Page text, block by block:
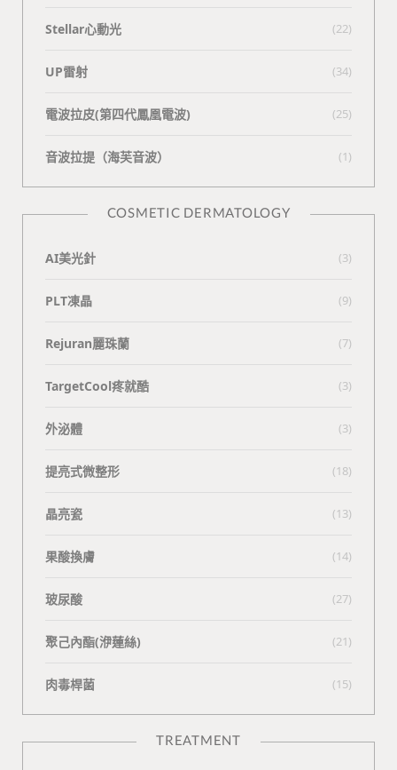
Stellar心動光 (22)
UP雷射 (34)
電波拉皮(第四代鳳凰電波) (25)
⾳波拉提（海芙⾳波） (1)
COSMETIC DERMATOLOGY
AI美光針 (3)
PLT凍晶 (9)
Rejuran麗珠蘭 (7)
TargetCool疼就酷 (3)
外泌體 (3)
提亮式微整形 (18)
晶亮瓷 (13)
果酸換膚 (14)
玻尿酸 (27)
聚己內酯(洢蓮絲) (21)
肉毒桿菌 (15)
TREATMENT